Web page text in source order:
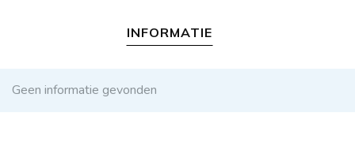
INFORMATIE
Geen informatie gevonden